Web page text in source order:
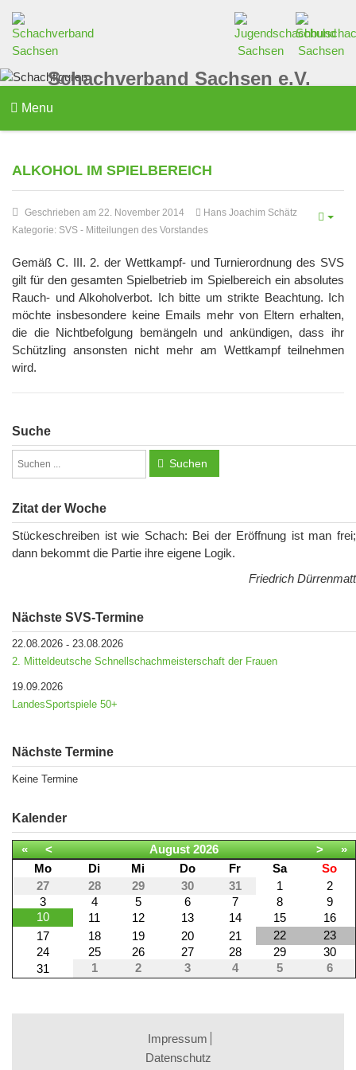
Schachverband Sachsen e.V.
Menu
ALKOHOL IM SPIELBEREICH
Geschrieben am 22. November 2014
Hans Joachim Schätz
Kategorie: SVS - Mitteilungen des Vorstandes
Gemäß C. III. 2. der Wettkampf- und Turnierordnung des SVS
gilt für den gesamten Spielbetrieb im Spielbereich ein absolutes
Rauch- und Alkoholverbot. Ich bitte um strikte Beachtung. Ich
möchte insbesondere keine Emails mehr von Eltern erhalten,
die die Nichtbefolgung bemängeln und ankündigen, dass ihr
Schützling ansonsten nicht mehr am Wettkampf teilnehmen
wird.
Suche
Suchen
Zitat der Woche
Stückeschreiben ist wie Schach: Bei der Eröffnung ist man frei;
dann bekommt die Partie ihre eigene Logik.
Friedrich Dürrenmatt
Nächste SVS-Termine
22.08.2026 - 23.08.2026
2. Mitteldeutsche Schnellschachmeisterschaft der Frauen
19.09.2026
LandesSportspiele 50+
Nächste Termine
Keine Termine
Kalender
« < August 2026 >
»
Mo
Di Mi Do Fr Sa
So
27
28 29 30 31 1
2
3
4 5 6 7 8
9
10
11 12 13 14 15
16
17
18 19 20 21 22
23
24
25 26 27 28 29
30
31
1 2 3 4 5 6
Impressum
Datenschutz